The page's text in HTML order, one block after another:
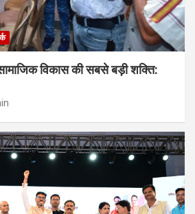
विकास की सबसे बड़ी शक्ति: